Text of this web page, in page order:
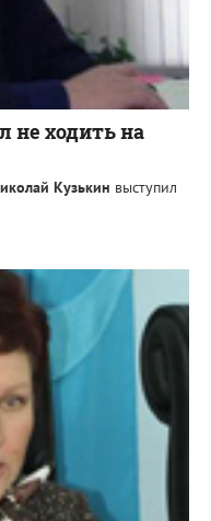
не ходить на
Кузькин выступил